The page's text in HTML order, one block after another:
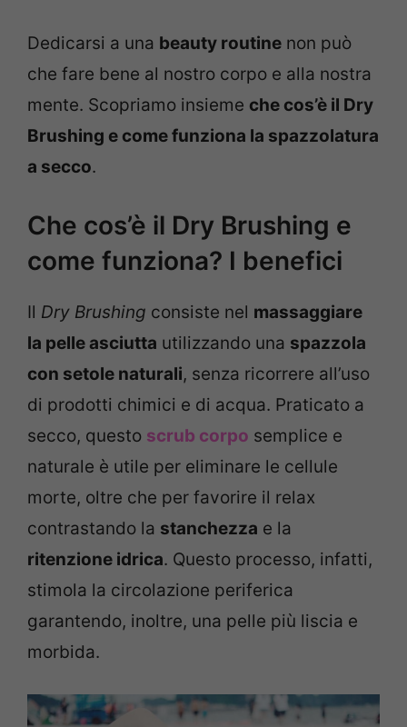
Dedicarsi a una beauty routine non può
che fare bene al nostro corpo e alla nostra
mente. Scopriamo insieme che cos’è il Dry
Brushing e come funziona la spazzolatura
a secco.
Che cos’è il Dry Brushing e
come funziona? I benefici
Il Dry Brushing consiste nel massaggiare
la pelle asciutta utilizzando una spazzola
con setole naturali, senza ricorrere all’uso
di prodotti chimici e di acqua. Praticato a
secco, questo scrub corpo semplice e
naturale è utile per eliminare le cellule
morte, oltre che per favorire il relax
contrastando la stanchezza e la
ritenzione idrica. Questo processo, infatti,
stimola la circolazione periferica
garantendo, inoltre, una pelle più liscia e
morbida.